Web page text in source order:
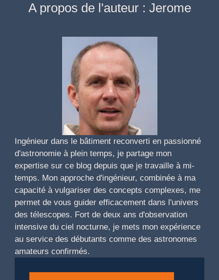
A propos de l'auteur : Jerome
Ingénieur dans le bâtiment reconverti en passionné
d'astronomie à plein temps, je partage mon
expertise sur ce blog depuis que je travaille à mi-
temps. Mon approche d'ingénieur, combinée à ma
capacité à vulgariser des concepts complexes, me
permet de vous guider efficacement dans l'univers
des télescopes. Fort de deux ans d'observation
intensive du ciel nocturne, je mets mon expérience
au service des débutants comme des astronomes
amateurs confirmés.